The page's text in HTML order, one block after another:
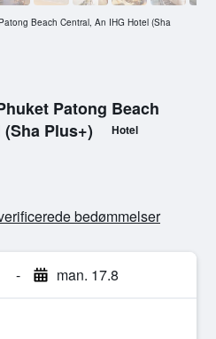
Patong Beach
Plus+)
Hotel
bedømmelser
- man. 17.8
Beach Central, An IHG Hotel (Sha